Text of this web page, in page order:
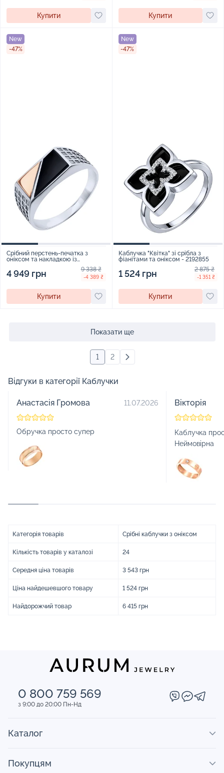
Купити Купити
New
-47%
Срібний перстень-печатка з
оніксом та накладкою із
червоного золота з чорнінням -
2122545
4 949 грн 9 338 ₴
-4 389 ₴
Купити
New
-47%
Каблучка "Квітка" зі срібла з
фіанітами та оніксом - 2192855
1 524 грн 2 875 ₴
-1 351 ₴
Купити
Показати ще
1 2
Відгуки в категорії Каблучки
Анастасія Громова 11.07.2026
Обручка просто супер
Вікторія
Каблучка
Неймовірна
Категорія товарів Срібні каблучки з оніксом
Кількість товарів у каталозі 24
Середня ціна товарів 3 543 грн
Ціна найдешевшого товару 1 524 грн
Найдорожчий товар 6 415 грн
0 800 759 569
з 9:00 до 20:00 Пн-Нд
Каталог
Покупцям